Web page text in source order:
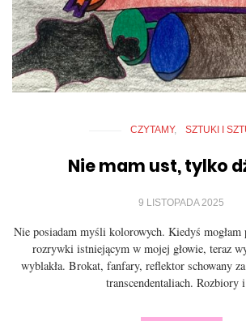
CZYTAMY SZTUKI I
Nie mam ust, tylko
9 LISTOPADA 2025
Nie posiadam myśli kolorowych. Kiedyś mogłam
rozrywki istniejącym w mojej głowie, teraz
wyblakła. Brokat, fanfary, reflektor schowany
transcendentaliach.